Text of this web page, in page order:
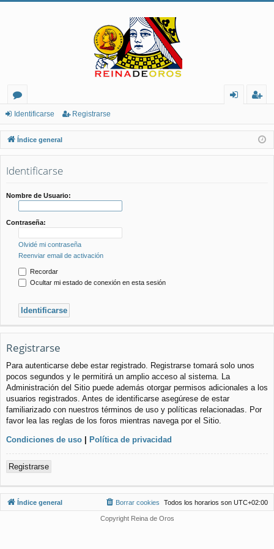
or
os
nt
ifi
ist
ra
Identificarse Registrarse
Índice general
Identificarse
Nombre de Usuario:
Contraseña:
Olvidé mi contraseña
Reenviar email de activación
Recordar
Ocultar mi estado de conexión en esta sesión
Registrarse
Para autenticarse debe estar registrado. Registrarse tomará solo unos
pocos segundos y le permitirá un amplio acceso al sistema. La
Administración del Sitio puede además otorgar permisos adicionales a los
usuarios registrados. Antes de identificarse asegúrese de estar
familiarizado con nuestros términos de uso y políticas relacionadas. Por
favor lea las reglas de los foros mientras navega por el Sitio.
Condiciones de uso | Política de privacidad
Registrarse
Índice general Todos los horarios son UTC+02:00
Borrar cookies
Copyright Reina de Oros